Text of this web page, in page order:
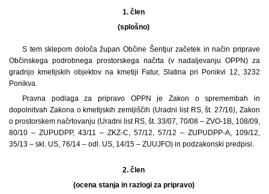
1. člen
(splošno)
S tem sklepom določa župan Občine Šentjur začetek in način priprave
Občinskega podrobnega prostorskega načrta (v nadaljevanju OPPN) za
gradnjo kmetijskih objektov na kmetiji Fatur, Slatina pri Ponikvi 12, 3232
Ponikva.
Pravna podlaga za pripravo OPPN je Zakon o spremembah in
dopolnitvah Zakona o kmetijskih zemljiščih (Uradni list RS, št. 27/16), Zakon
o prostorskem načrtovanju (Uradni list RS, št. 33/07, 70/08 – ZVO-1B, 108/09,
80/10 – ZUPUDPP, 43/11 – ZKZ-C, 57/12, 57/12 – ZUPUDPP-A, 109/12,
35/13 – skl. US, 76/14 – odl. US, 14/15 – ZUUJFO) in podzakonski predpisi.
2. člen
(ocena stanja in razlogi za pripravo)